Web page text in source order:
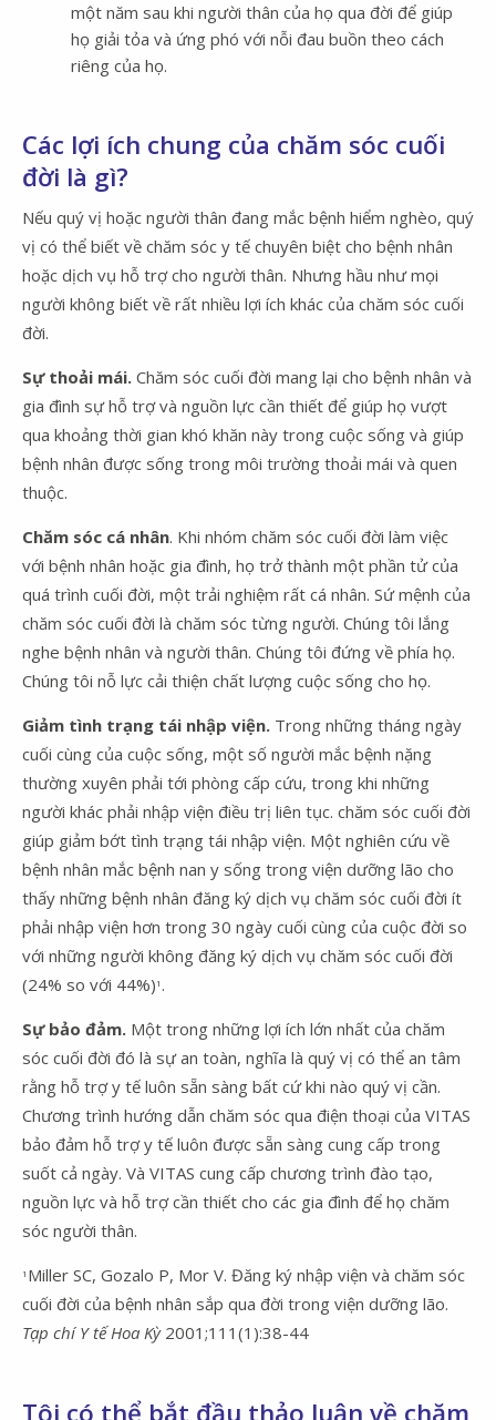
một năm sau khi người thân của họ qua đời để giúp
họ giải tỏa và ứng phó với nỗi đau buồn theo cách
riêng của họ.
Các lợi ích chung của chăm sóc cuối
đời là gì?
Nếu quý vị hoặc người thân đang mắc bệnh hiểm nghèo, quý
vị có thể biết về chăm sóc y tế chuyên biệt cho bệnh nhân
hoặc dịch vụ hỗ trợ cho người thân. Nhưng hầu như mọi
người không biết về rất nhiều lợi ích khác của chăm sóc cuối
đời.
Sự thoải mái. Chăm sóc cuối đời mang lại cho bệnh nhân và
gia đình sự hỗ trợ và nguồn lực cần thiết để giúp họ vượt
qua khoảng thời gian khó khăn này trong cuộc sống và giúp
bệnh nhân được sống trong môi trường thoải mái và quen
thuộc.
Chăm sóc cá nhân. Khi nhóm chăm sóc cuối đời làm việc
với bệnh nhân hoặc gia đình, họ trở thành một phần tử của
quá trình cuối đời, một trải nghiệm rất cá nhân. Sứ mệnh của
chăm sóc cuối đời là chăm sóc từng người. Chúng tôi lắng
nghe bệnh nhân và người thân. Chúng tôi đứng về phía họ.
Chúng tôi nỗ lực cải thiện chất lượng cuộc sống cho họ.
Giảm tình trạng tái nhập viện. Trong những tháng ngày
cuối cùng của cuộc sống, một số người mắc bệnh nặng
thường xuyên phải tới phòng cấp cứu, trong khi những
người khác phải nhập viện điều trị liên tục. chăm sóc cuối đời
giúp giảm bớt tình trạng tái nhập viện. Một nghiên cứu về
bệnh nhân mắc bệnh nan y sống trong viện dưỡng lão cho
thấy những bệnh nhân đăng ký dịch vụ chăm sóc cuối đời ít
phải nhập viện hơn trong 30 ngày cuối cùng của cuộc đời so
với những người không đăng ký dịch vụ chăm sóc cuối đời
(24% so với 44%)1 .
Sự bảo đảm. Một trong những lợi ích lớn nhất của chăm
sóc cuối đời đó là sự an toàn, nghĩa là quý vị có thể an tâm
rằng hỗ trợ y tế luôn sẵn sàng bất cứ khi nào quý vị cần.
Chương trình hướng dẫn chăm sóc qua điện thoại của VITAS
bảo đảm hỗ trợ y tế luôn được sẵn sàng cung cấp trong
suốt cả ngày. Và VITAS cung cấp chương trình đào tạo,
nguồn lực và hỗ trợ cần thiết cho các gia đình để họ chăm
sóc người thân.
1 Miller SC, Gozalo P, Mor V. Đăng ký nhập viện và chăm sóc
cuối đời của bệnh nhân sắp qua đời trong viện dưỡng lão.
Tạp chí Y tế Hoa Kỳ2001;111(1):38-44
Tôi có thể bắt đầu thảo luận về chăm